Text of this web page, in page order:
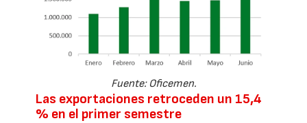
Fuente: Oficemen.
Las exportaciones retroceden un 15,4
% en el primer semestre